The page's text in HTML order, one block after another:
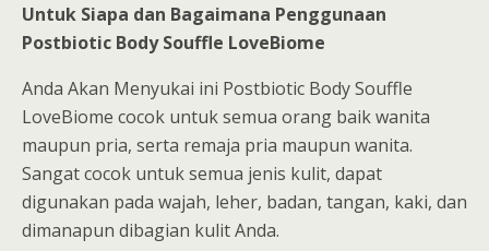
Untuk Siapa dan Bagaimana Penggunaan
Postbiotic Body Souffle LoveBiome
Anda Akan Menyukai ini Postbiotic Body Souffle
LoveBiome cocok untuk semua orang baik wanita
maupun pria, serta remaja pria maupun wanita.
Sangat cocok untuk semua jenis kulit, dapat
digunakan pada wajah, leher, badan, tangan, kaki, dan
dimanapun dibagian kulit Anda.